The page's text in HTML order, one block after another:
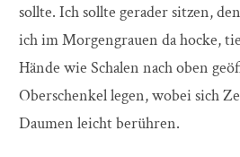
sollte. Ich sollte gerader sitzen,
ich im Morgengrauen da hocke,
Hände wie Schalen nach oben
Oberschenkel legen, wobei sich
Daumen leicht berühren.